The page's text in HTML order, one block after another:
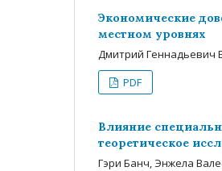
Экономические
местном уровнях
Дмитрий Геннадьевич
PDF
Влияние
теоретическое
Гэри Банч, Энжела